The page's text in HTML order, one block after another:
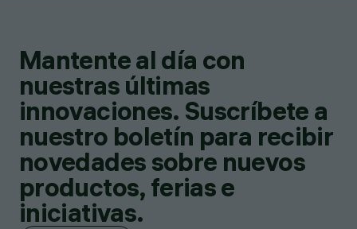
Mantente al día con
nuestras últimas
innovaciones. Suscríbete a
nuestro boletín para recibir
novedades sobre nuevos
productos, ferias e
iniciativas.